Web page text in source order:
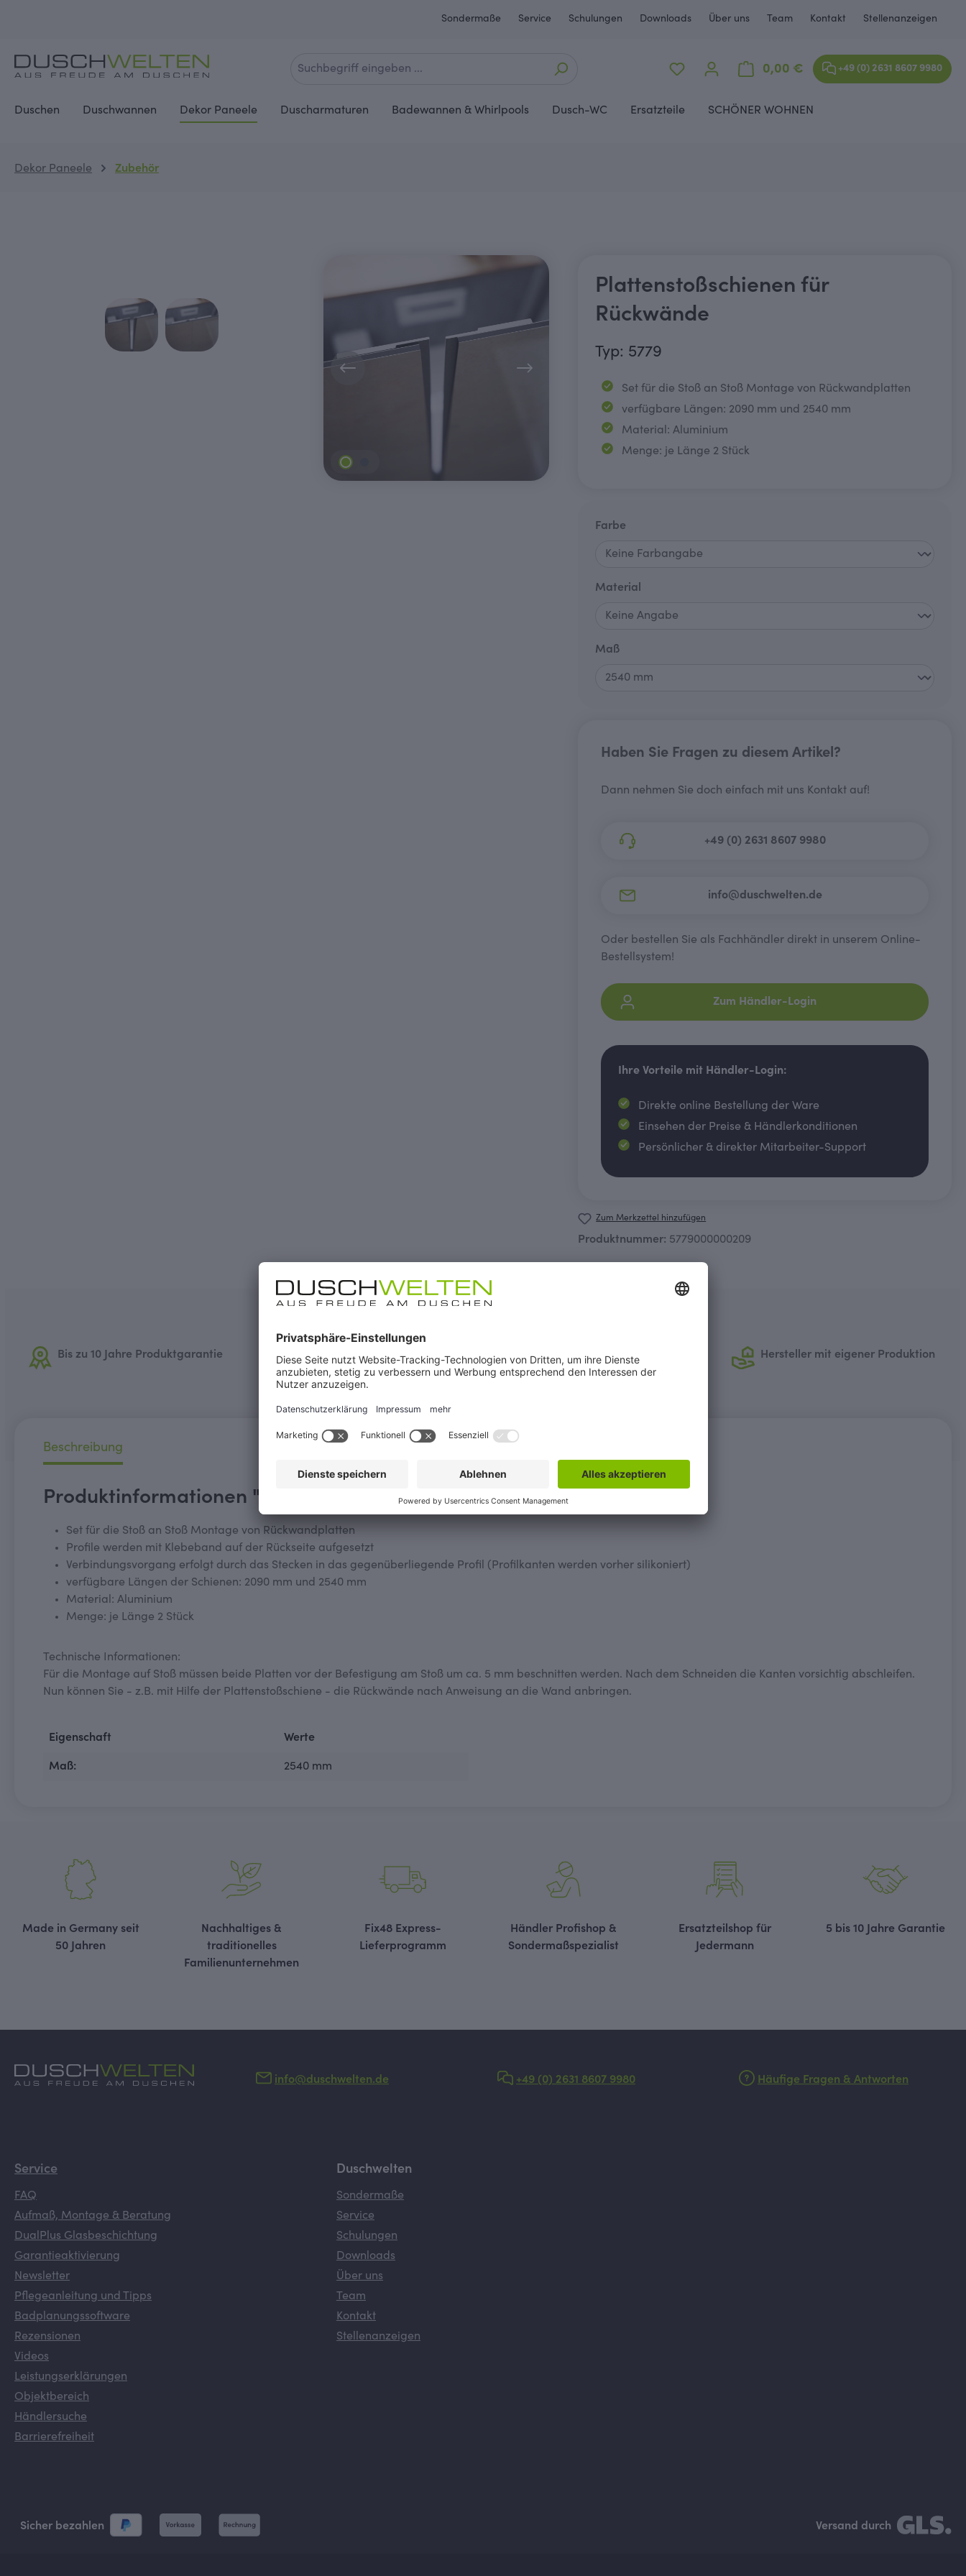
Sondermaße Service Schulungen Downloads Über uns Team Kontakt Stellenanzeigen
0,00 €Warenkorb enthält 0
+49 (0) 2631 8607 9980
Duschen Duschwannen Dekor Paneele Duscharmaturen Badewannen & Whirlpools Dusch-WC Ersatzteile SCHÖNER WOHNEN
Dekor Paneele Zubehör
Plattenstoßschienen für
Rückwände
Typ: 5779
Set für die Stoß an Stoß Montage von Rückwandplatten
verfügbare Längen: 2090 mm und 2540 mm
Material: Aluminium
Menge: je Länge 2 Stück
Farbe
Material
Maßauswählen
Haben Sie Fragen zu diesem Artikel?
Dann nehmen Sie doch einfach mit uns Kontakt auf!
+49 (0) 2631 8607 9980
info@duschwelten.de
Oder bestellen Sie als Fachhändler direkt in unserem Online-
Bestellsystem!
Zum Händler-Login
Ihre Vorteile mit Händler-Login:
Direkte online Bestellung der Ware
Einsehen der Preise & Händlerkonditionen
Persönlicher & direkter Mitarbeiter-Support
Zum Merkzettel hinzufügen
Produktnummer: 5779000000209
Bis zu 10 Jahre Produktgarantie
Aufmaß- und Montageservice für
Duschen
10 Jahre Nachkaufgarantie Hersteller mit eigener Produktion
Beschreibung
Produktinformationen "Plattenstoßschienen für Rückwände"
Set für die Stoß an Stoß Montage von Rückwandplatten
Profile werden mit Klebeband auf der Rückseite aufgesetzt
Verbindungsvorgang erfolgt durch das Stecken in das gegenüberliegende Profil (Profilkanten werden vorher silikoniert)
verfügbare Längen der Schienen: 2090 mm und 2540 mm
Material: Aluminium
Menge: je Länge 2 Stück
Technische Informationen:
Für die Montage auf Stoß müssen beide Platten vor der Befestigung am Stoß um ca. 5 mm beschnitten werden. Nach dem Schneiden die Kanten vorsichtig abschleifen.
Nun können Sie - z.B. mit Hilfe der Plattenstoßschiene - die Rückwände nach Anweisung an die Wand anbringen.
Eigenschaft Werte
Maß: 2540 mm
Made in Germany seit
50 Jahren
Nachhaltiges &
traditionelles
Familienunternehmen
Fix48 Express-
Lieferprogramm
Händler Profishop &
Sondermaßspezialist
Ersatzteilshop für
Jedermann
5 bis 10 Jahre Garantie
info@duschwelten.de +49 (0) 2631 8607 9980 Häufige Fragen & Antworten
Service
FAQ
Aufmaß, Montage & Beratung
DualPlus Glasbeschichtung
Garantieaktivierung
Newsletter
Pflegeanleitung und Tipps
Badplanungssoftware
Rezensionen
Videos
Leistungserklärungen
Objektbereich
Händlersuche
Barrierefreiheit
Duschwelten
Sondermaße
Service
Schulungen
Downloads
Über uns
Team
Kontakt
Stellenanzeigen
Sicher bezahlen Versand durch